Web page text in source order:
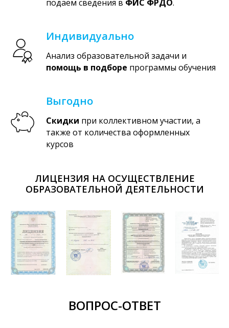
подаем сведения в ФИС ФРДО.
Индивидуально
Анализ образовательной задачи и
помощь в подборе программы обучения
Выгодно
Скидки при коллективном участии, а
также от количества оформленных
курсов
ЛИЦЕНЗИЯ НА ОСУЩЕСТВЛЕНИЕ
ОБРАЗОВАТЕЛЬНОЙ ДЕЯТЕЛЬНОСТИ
ВОПРОС-ОТВЕТ